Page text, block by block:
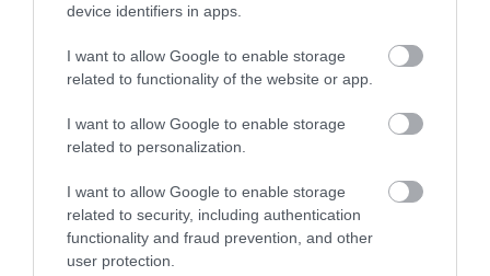
device identifiers in apps.
I want to allow Google to enable storage
related to functionality of the website or app.
I want to allow Google to enable storage
related to personalization.
I want to allow Google to enable storage
related to security, including authentication
functionality and fraud prevention, and other
user protection.
INFLÁCIÓ MAGYARORSZÁGON
2026. augusztus 07| Mindenki ügye
MINDHÁROM ÜTEMBEN DOLGOZNAK A 25-
ÖS FŐÚTON EGERBEN
2026. augusztus 07|Eger ügye